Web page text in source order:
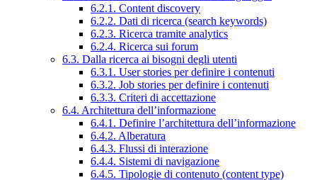
6.2.1. Content discovery
6.2.2. Dati di ricerca (search keywords)
6.2.3. Ricerca tramite analytics
6.2.4. Ricerca sui forum
6.3. Dalla ricerca ai bisogni degli utenti
6.3.1. User stories per definire i contenuti
6.3.2. Job stories per definire i contenuti
6.3.3. Criteri di accettazione
6.4. Architettura dell’informazione
6.4.1. Definire l’architettura dell’informazione
6.4.2. Alberatura
6.4.3. Flussi di interazione
6.4.4. Sistemi di navigazione
6.4.5. Tipologie di contenuto (content type)